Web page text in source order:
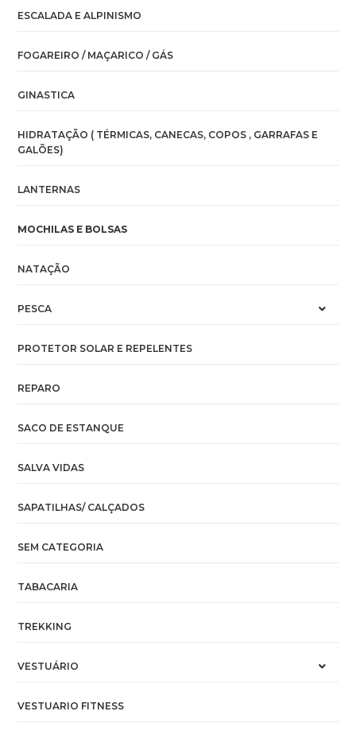
ESCALADA E ALPINISMO
FOGAREIRO / MAÇARICO / GÁS
GINASTICA
HIDRATAÇÃO ( TÉRMICAS, CANECAS, COPOS , GARRAFAS E
GALÕES)
LANTERNAS
MOCHILAS E BOLSAS
NATAÇÃO
PESCA
PROTETOR SOLAR E REPELENTES
REPARO
SACO DE ESTANQUE
SALVA VIDAS
SAPATILHAS/ CALÇADOS
SEM CATEGORIA
TABACARIA
TREKKING
VESTUÁRIO
VESTUARIO FITNESS